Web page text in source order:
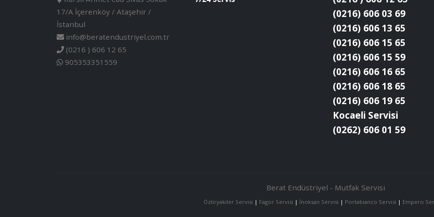
17/A İçerenköy / Ataşehir /
İstanbul
info@beratendustriyel.com.tr
(0216 ) 606 12 65
905353351559
(0216) 606 03 69
(0216) 606 13 65
(0216) 606 15 65
(0216) 606 15 59
(0216) 606 16 65
(0216) 606 18 65
(0216) 606 19 65
Kocaeli Servisi
(0262) 606 01 59
Berat Endüstriyel - Mutfak Servisi
Öztiryakiler Servisi | Fagor Servisi | İnoksan Servisi | Portabianco Servisi | Empero